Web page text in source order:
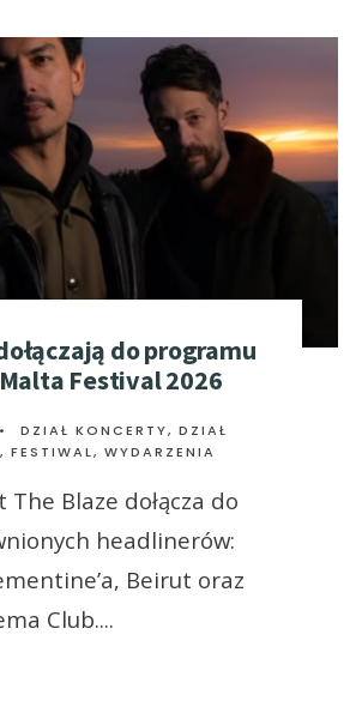
do programu
Festival 2026
• DZIAŁ KONCERTY, DZIAŁ
FESTIWAL, WYDARZENIA
Blaze dołącza do
headlinerów:
Beirut oraz
Club....